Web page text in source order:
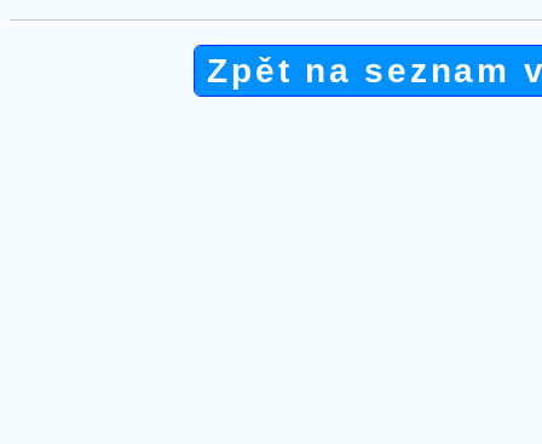
Zpět na seznam